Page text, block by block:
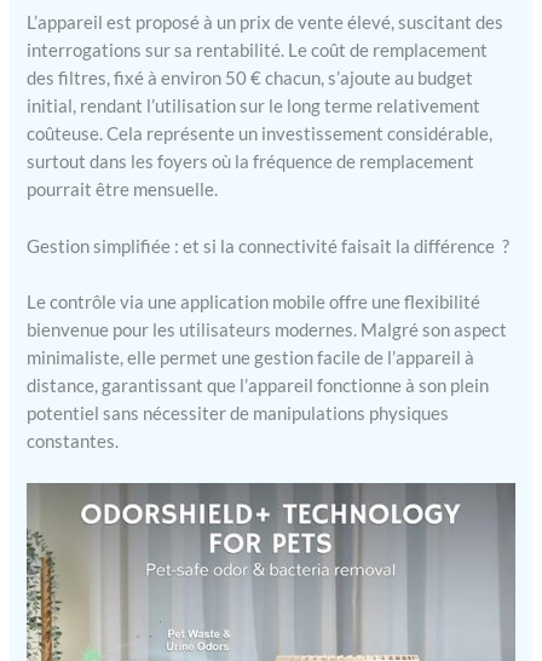
garantissant une
purification optimale
pour toute taille de pièce.
Aspiration d’air à 360° :
Profitez d’une
purification complète de
l’air dans n’importe
du purificateur,
les particules en
suspension et améliorant
la qualité globale de l’air.
Mode sommeil ultra-
silencieux : Profitez d’un
en toute discrétion,
permettant à vous et à
vos animaux de profiter
d’un environnement
L’appareil est proposé à un prix de vente élevé, suscitant des
interrogations sur sa rentabilité. Le coût de remplacement
des filtres, fixé à environ 50 € chacun, s’ajoute au budget
initial, rendant l’utilisation sur le long terme relativement
coûteuse. Cela représente un investissement considérable,
surtout dans les foyers où la fréquence de remplacement
pourrait être mensuelle.
Gestion simplifiée : et si la connectivité faisait la différence ?
Le contrôle via une application mobile offre une flexibilité
bienvenue pour les utilisateurs modernes. Malgré son aspect
minimaliste, elle permet une gestion facile de l’appareil à
distance, garantissant que l’appareil fonctionne à son plein
potentiel sans nécessiter de manipulations physiques
constantes.